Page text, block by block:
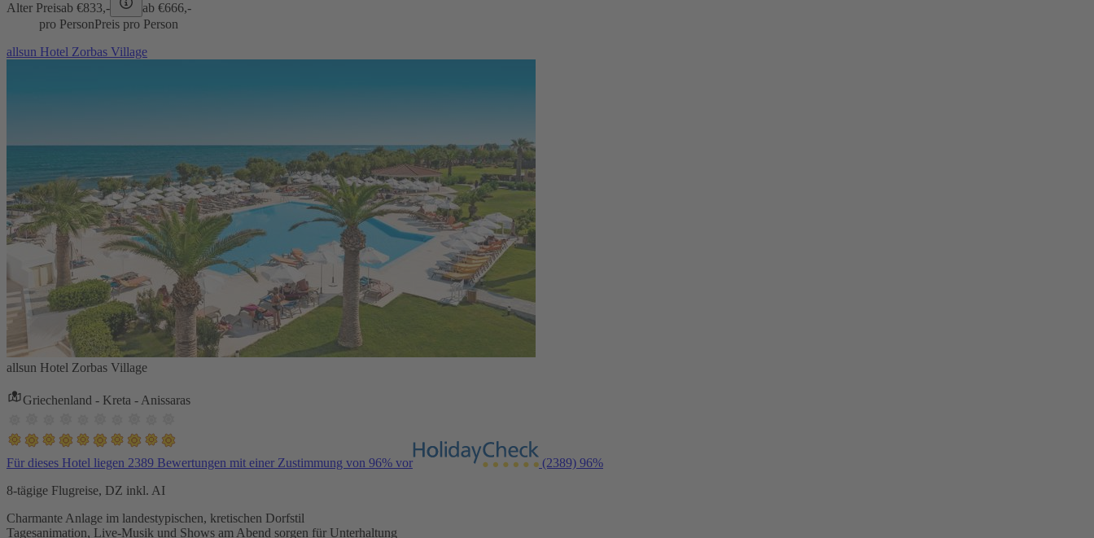
Alter Preisab €833,- ab €666,-
pro PersonPreis pro Person
allsun Hotel Zorbas Village
allsun Hotel Zorbas Village
Griechenland - Kreta - Anissaras
Für dieses Hotel liegen 2389 Bewertungen mit einer Zustimmung von 96% vor (2389) 96%
8-tägige Flugreise, DZ inkl. AI
Charmante Anlage im landestypischen, kretischen Dorfstil
Tagesanimation, Live-Musik und Shows am Abend sorgen für Unterhaltung